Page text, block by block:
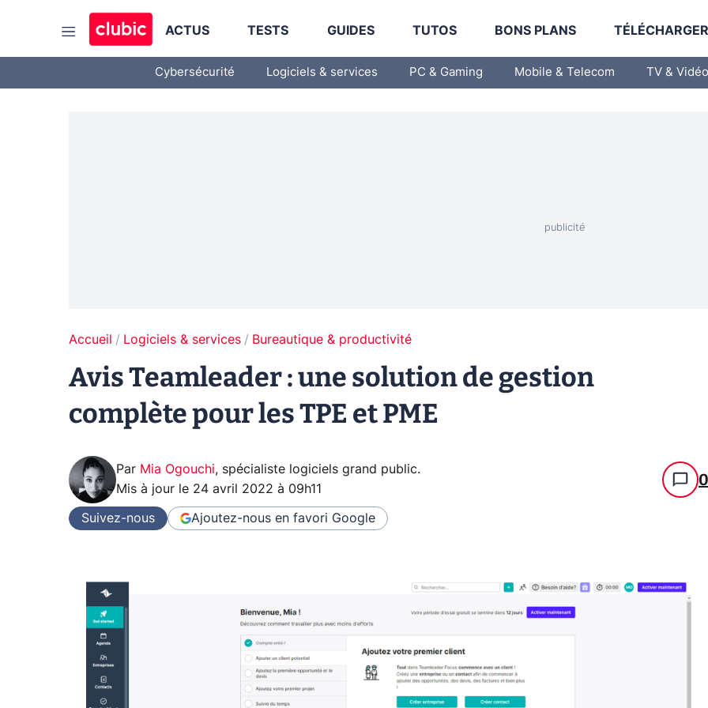
ACTUS TESTS GUIDES TUTOS BONS PLANS
Cybersécurité Logiciels & services PC & Gaming Mobile & Telecom TV & Vidéo
Accueil Logiciels & services Bureautique & productivité
Avis Teamleader : une solution de gestion
complète pour les TPE et PME
Par Mia Ogouchi, spécialiste logiciels grand public.
Mis à jour le 24 avril 2022 à 09h11 0
Suivez-nous Ajoutez-nous en favori Google